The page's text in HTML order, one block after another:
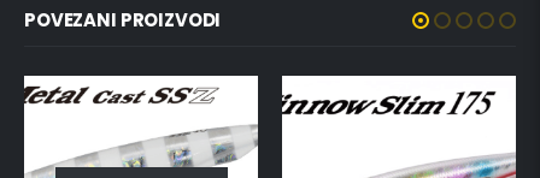
POVEZANI PROIZVODI